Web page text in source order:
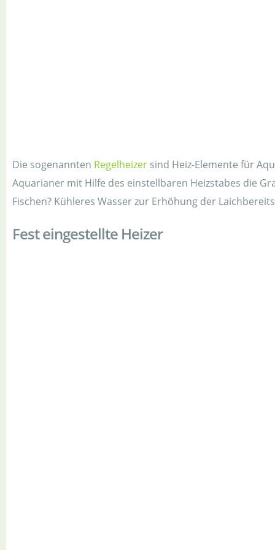
Die sogenannten Regelheizer sind Heiz-Elemente für
Aquarianer mit Hilfe des einstellbaren Heizstabes die
Fischen? Kühleres Wasser zur Erhöhung der
Fest eingestellte Heizer